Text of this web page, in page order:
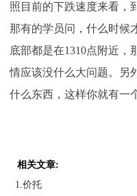
照目前的下跌速度来看，
那有的学员问，什么时候
底部都是在1310点附近
情应该没什么大问题。另
什么东西，这样你就有一
相关文章:
1.价托